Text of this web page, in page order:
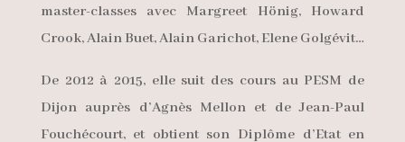
master-classes avec Margreet Hönig, Howard
Crook, Alain Buet, Alain Garichot, Elene Golgévit…
De 2012 à 2015, elle suit des cours au PESM de
Dijon auprès d’Agnès Mellon et de Jean-Paul
Fouchécourt, et obtient son Diplôme d’Etat en